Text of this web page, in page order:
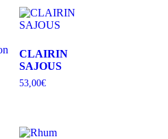
CLAIRIN
SAJOUS
53,00€